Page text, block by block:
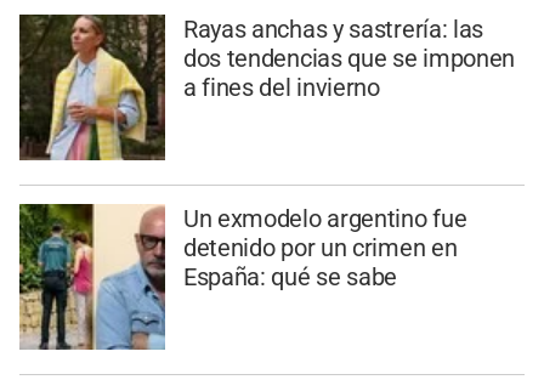
Rayas anchas y sastrería: las
dos tendencias que se imponen
a fines del invierno
Un exmodelo argentino fue
detenido por un crimen en
España: qué se sabe